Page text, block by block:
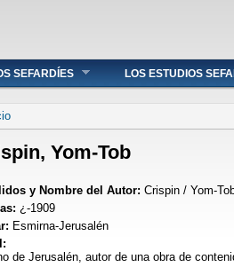
SEFARDÍES LOS ESTUDIOS
encuentra usted aquí
Yom-Tob
y Nombre del Autor: Crispin / Yom-
¿-1909
Esmirna-Jerusalén
de Jerusalén, autor de una obra de